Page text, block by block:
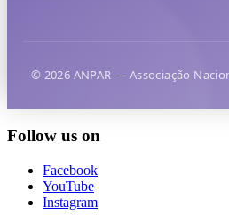
© 2026 ANPAR — Associação
Follow us on
Facebook
YouTube
Instagram